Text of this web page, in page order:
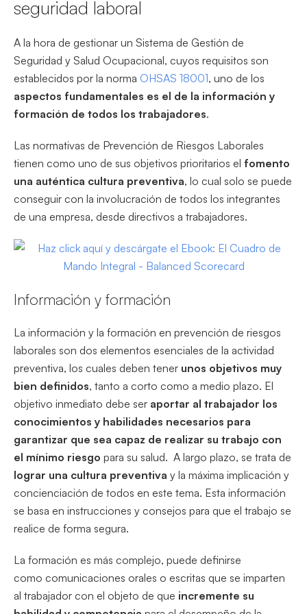
seguridad laboral
A la hora de gestionar un Sistema de Gestión de
Seguridad y Salud Ocupacional, cuyos requisitos son
establecidos por la norma OHSAS 18001, uno de los
aspectos fundamentales es el de la información y
formación de todos los trabajadores.
Las normativas de Prevención de Riesgos Laborales
tienen como uno de sus objetivos prioritarios el fomento
una auténtica cultura preventiva, lo cual solo se puede
conseguir con la involucración de todos los integrantes
de una empresa, desde directivos a trabajadores.
Información y formación
La información y la formación en prevención de riesgos
laborales son dos elementos esenciales de la actividad
preventiva, los cuales deben tener unos objetivos muy
bien definidos, tanto a corto como a medio plazo. El
objetivo inmediato debe ser aportar al trabajador los
conocimientos y habilidades necesarios para
garantizar que sea capaz de realizar su trabajo con
el mínimo riesgo para su salud. A largo plazo, se trata de
lograr una cultura preventiva y la máxima implicación y
concienciación de todos en este tema. Esta información
se basa en instrucciones y consejos para que el trabajo se
realice de forma segura.
La formación es más complejo, puede definirse
como comunicaciones orales o escritas que se imparten
al trabajador con el objeto de que incremente su